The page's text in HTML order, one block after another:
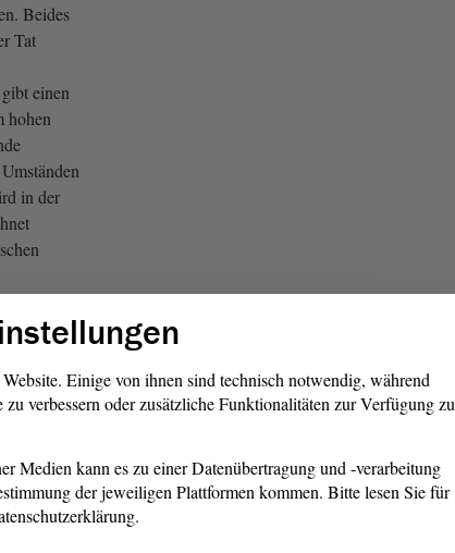
Beides
Tat
einen
hohen
in der
ein
Er
lang
Einige von ihnen sind technisch notwendig, während
zu verbessern oder zusätzliche Funktionalitäten zur Verfügung zu
Medien kann es zu einer Datenübertragung und -verarbeitung
der jeweiligen Plattformen kommen. Bitte lesen Sie für